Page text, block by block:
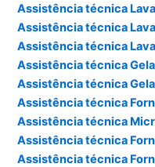
Assistência técnica
Assistência técnica
Assistência técnica
Assistência técnica
Assistência técnica
Assistência técnica
Assistência técnica
Assistência técnica
Assistência técnica